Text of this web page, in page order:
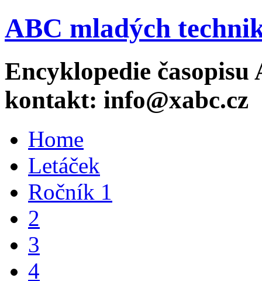
ABC mladých
Encyklopedie časopisu
kontakt: info@xabc.cz
Home
Letáček
Ročník 1
2
3
4